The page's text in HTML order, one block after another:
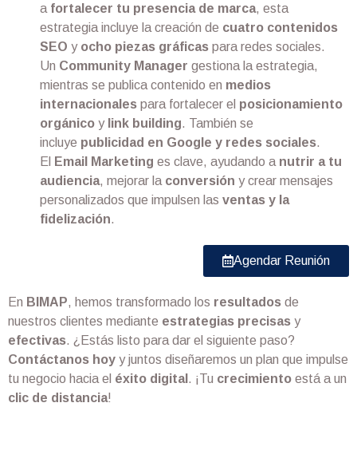
a fortalecer tu presencia de marca, esta
estrategia incluye la creación de cuatro contenidos
SEO y ocho piezas gráficas para redes sociales.
Un Community Manager gestiona la estrategia,
mientras se publica contenido en medios
internacionales para fortalecer el posicionamiento
orgánico y link building. También se
incluye publicidad en Google y redes sociales.
El
Email Marketing es clave, ayudando a nutrir a tu
audiencia, mejorar la conversión y crear mensajes
personalizados que impulsen las ventas y la
fidelización.
Agendar Reunión
En BIMAP, hemos transformado los resultados de
nuestros clientes mediante estrategias precisas y
efectivas. ¿Estás listo para dar el siguiente paso?
Contáctanos hoy y juntos diseñaremos un plan que impulse
tu negocio hacia el éxito digital . ¡Tu crecimiento está a un
clic de distancia!